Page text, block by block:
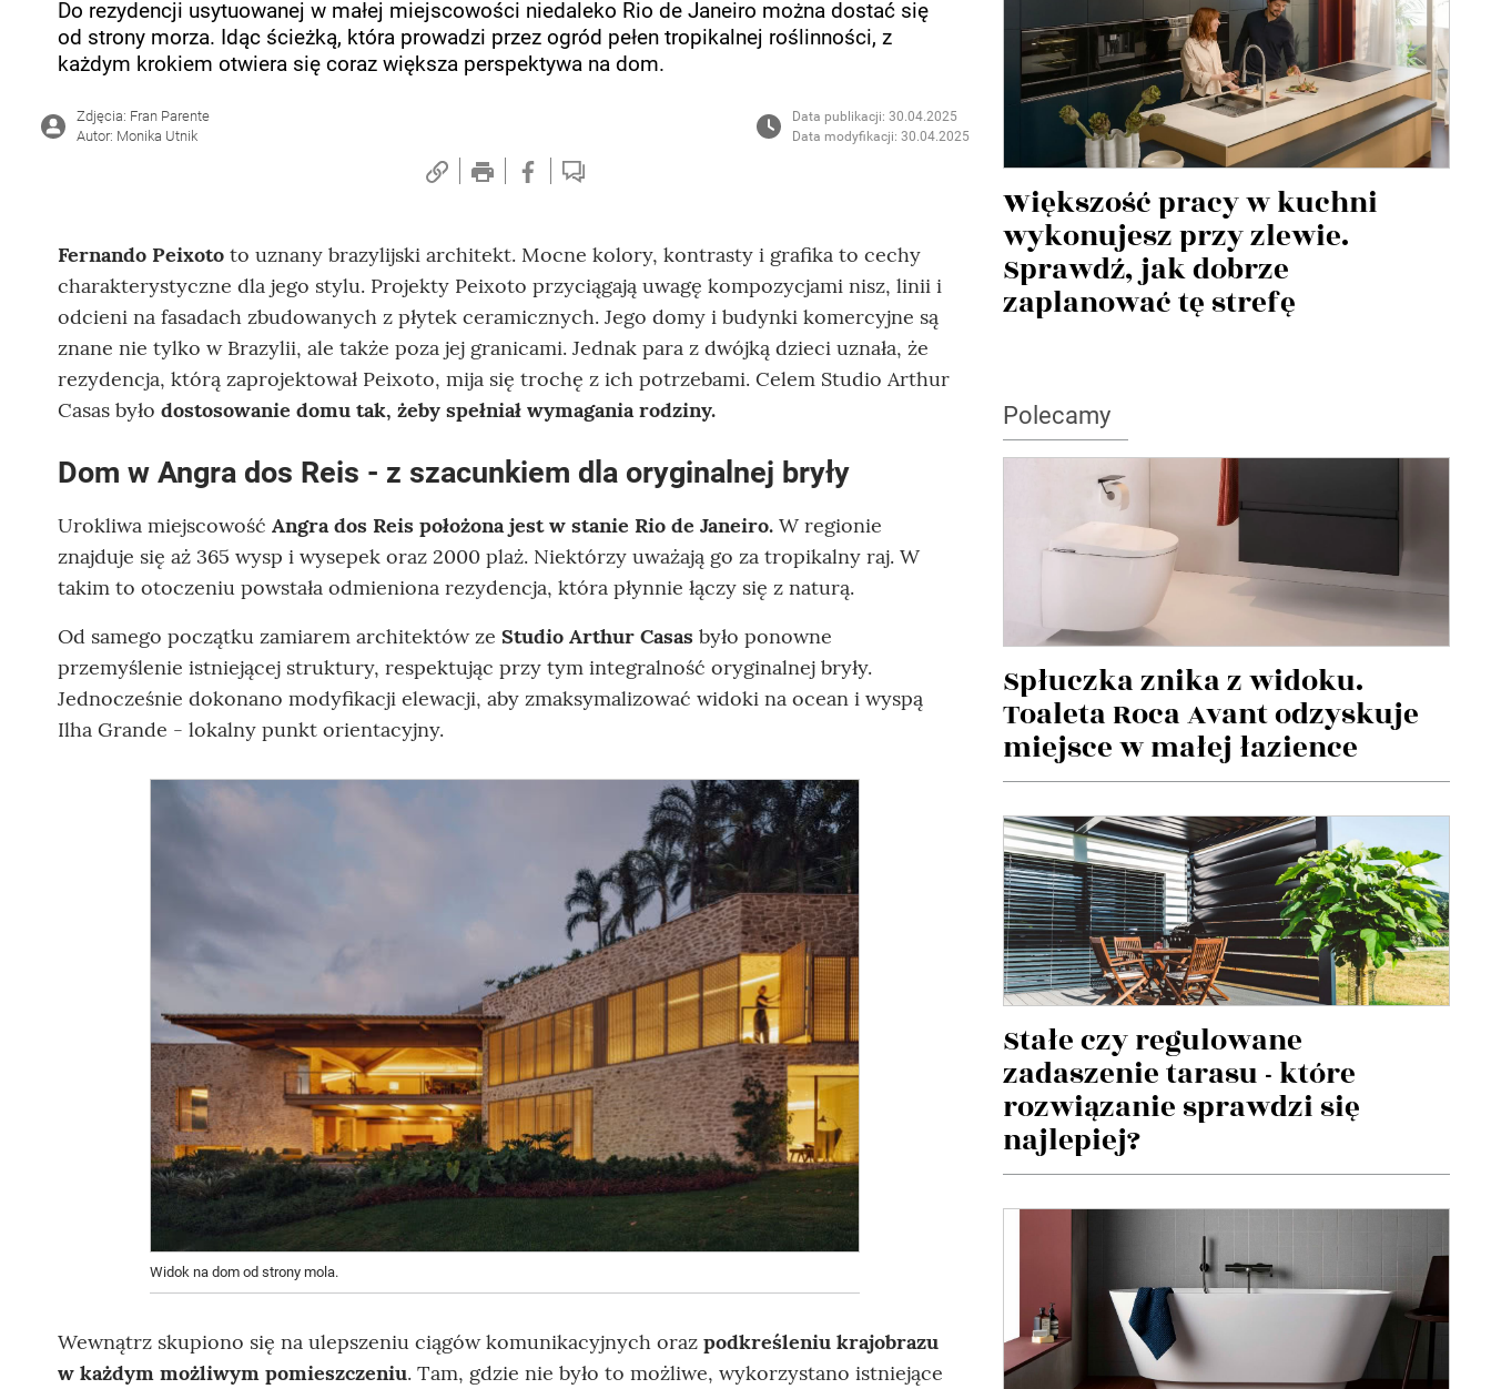
Do rezydencji usytuowanej w małej miejscowości niedaleko Rio de Janeiro można dostać się
od strony morza. Idąc ścieżką, która prowadzi przez ogród pełen tropikalnej roślinności, z
każdym krokiem otwiera się coraz większa perspektywa na dom.
Zdjęcia: Fran Parente
Autor: Monika Utnik
Data publikacji: 30.04.2025
Data modyfikacji: 30.04.2025
Fernando Peixoto to uznany brazylijski architekt. Mocne kolory, kontrasty i grafika to cechy
charakterystyczne dla jego stylu. Projekty Peixoto przyciągają uwagę kompozycjami nisz, linii i
odcieni na fasadach zbudowanych z płytek ceramicznych. Jego domy i budynki komercyjne są
znane nie tylko w Brazylii, ale także poza jej granicami. Jednak para z dwójką dzieci uznała, że
rezydencja, którą zaprojektował Peixoto, mija się trochę z ich potrzebami. Celem Studio Arthur
Casas było dostosowanie domu tak, żeby spełniał wymagania rodziny.
Dom w Angra dos Reis - z szacunkiem dla oryginalnej bryły
Urokliwa miejscowość Angra dos Reis położona jest w stanie Rio de Janeiro. W regionie
znajduje się aż 365 wysp i wysepek oraz 2000 plaż. Niektórzy uważają go za tropikalny raj. W
takim to otoczeniu powstała odmieniona rezydencja, która płynnie łączy się z naturą.
Od samego początku zamiarem architektów ze Studio Arthur Casas było ponowne
przemyślenie istniejącej struktury, respektując przy tym integralność oryginalnej bryły.
Jednocześnie dokonano modyfikacji elewacji, aby zmaksymalizować widoki na ocean i wyspą
Ilha Grande - lokalny punkt orientacyjny.
Widok na dom od strony mola.
Wewnątrz skupiono się na ulepszeniu ciągów komunikacyjnych oraz podkreśleniu krajobrazu
w każdym możliwym pomieszczeniu. Tam, gdzie nie było to możliwe, wykorzystano istniejące
Większość pracy w kuchni
wykonujesz przy zlewie.
Sprawdź, jak dobrze
zaplanować tę strefę
Polecamy
Spłuczka znika z widoku.
Toaleta Roca Avant odzyskuje
miejsce w małej łazience
Stałe czy regulowane
zadaszenie tarasu - które
rozwiązanie sprawdzi się
najlepiej?